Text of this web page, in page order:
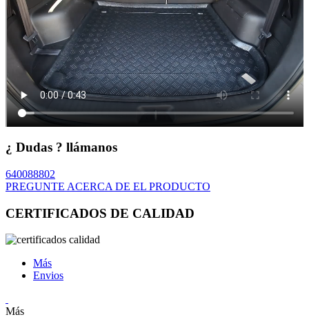
¿ Dudas ? llámanos
640088802
PREGUNTE ACERCA DE EL PRODUCTO
CERTIFICADOS DE CALIDAD
Más
Envios
Más